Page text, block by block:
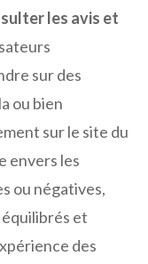
les avis et
sur des
ou bien
sur le site du
envers les
ou négatives,
et
des